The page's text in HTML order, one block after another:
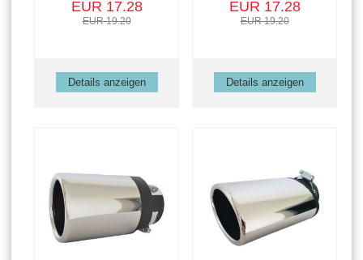
EUR 17.28
EUR 19.20
Details anzeigen
EUR 17.28
EUR 19.20
Details anzeigen